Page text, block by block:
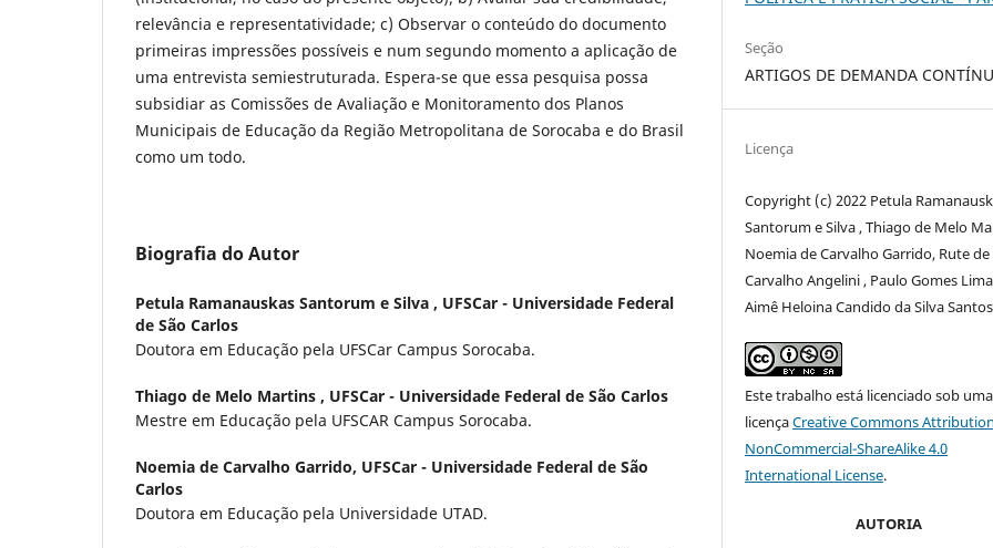
relevância e representatividade; c) Observar o conteúdo do documento
primeiras impressões possíveis e num segundo momento a aplicação de
uma entrevista semiestruturada. Espera-se que essa pesquisa possa
subsidiar as Comissões de Avaliação e Monitoramento dos Planos
Municipais de Educação da Região Metropolitana de Sorocaba e do Brasil
como um todo.
Biografia do Autor
Petula Ramanauskas Santorum e Silva , UFSCar - Universidade Federal
de São Carlos
Doutora em Educação pela UFSCar Campus Sorocaba.
Thiago de Melo Martins , UFSCar - Universidade Federal de São Carlos
Mestre em Educação pela UFSCAR Campus Sorocaba.
Noemia de Carvalho Garrido, UFSCar - Universidade Federal de São
Carlos
Doutora em Educação pela Universidade UTAD.
Seção
ARTIGOS DE DEMANDA
Licença
Copyright (c) 2022 Petula
Santorum e Silva , Thiago de Melo
Noemia de Carvalho Garrido, Rute de
Carvalho Angelini , Paulo Gomes
Aimê Heloina Candido da Silva Santos
Este trabalho está licenciado sob uma
licençaCreative Commons
NonCommercial-ShareAlike 4.0
International License.
AUTORIA